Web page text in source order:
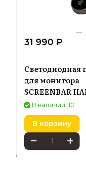
31 990 ₽
Светодиодная
для монитора
SCREENBAR
В наличии: 10
В корзину